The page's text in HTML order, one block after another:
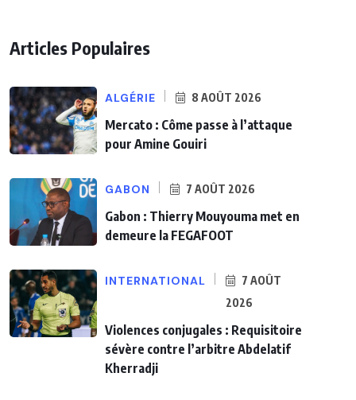
Articles Populaires
ALGÉRIE 8 AOÛT 2026
Mercato : Côme passe à l’attaque
pour Amine Gouiri
GABON 7 AOÛT 2026
Gabon : Thierry Mouyouma met en
demeure la FEGAFOOT
INTERNATIONAL
7 AOÛT
2026
Violences conjugales : Requisitoire
sévère contre l’arbitre Abdelatif
Kherradji